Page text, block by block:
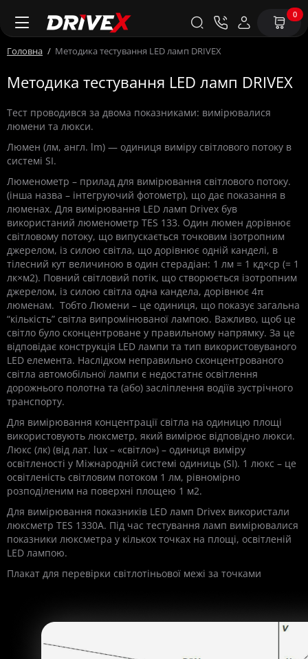
0
Головна Методика тестування LED ламп DRIVEX
Методика тестування LED ламп DRIVEX
Тест проводився за двома показниками: вимірювалися
люмени та люкси.
Люмен (лм, англ. lm) — одиниця виміру світлового потоку в
системі SI.
Люменометр – прилад для вимірювання світлового потоку.
(інша назва – інтегруючий фотометр), що дає показання в
люменах. Для вимірювання LED ламп Drivex був
використаний люменометр TES 133. Один люмен дорівнює
світловому потоку, що випускається точковим ізотропним
джерелом, із силою світла, що дорівнює одній канделі, в
тілесний кут величиною в один стерадіан: 1 лм = 1 кд×ср (= 1
лк×м2). Повний світловий потік, що створюється ізотропним
джерелом, із силою світла одна кандела, дорівнює 4π
люменам. Тобто Люмени – це одиниця, що показує загальна
“кількість” світла випромінюваної лампою. Важливо, щоб це
світло було сконцентроване у правильному напрямку. За це
відповідає конструкція LED лампи та тип використовуваного
LED елемента. Наслідком неправильно сконцентрованого
світла автомобільної лампи є недостатнє освітлення
дорожнього полотна та (або) засліплення водіїв зустрічного
транспорту.
Для вимірювання концентрації світла на одиницю площі
використовують люксметр, який вимірює відповідно люкси.
Люкс (лк) (від лат. lux – «світло») – одиниця виміру
освітленості у Міжнародній системі одиниць (SI). 1 люкс – це
освітленість світловим потоком 1 лм, рівномірно
розподіленим на поверхні площею 1 м2.
Для вимірювання показників LED ламп Drivex використали
люксметр TES 1330A. Під час тестування ламп вимірювалися
показники люксметра у кількох точках на площі, освітленій
LED лампою.
Плакат для перевірки світлотіньової межі за точками